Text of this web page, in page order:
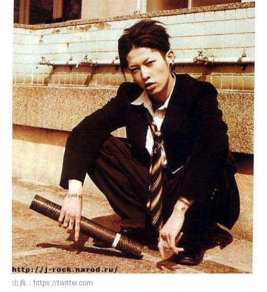
出典： https://twitter.com